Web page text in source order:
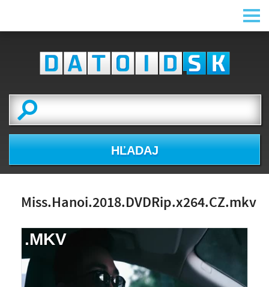
HĽADAJ
Miss.Hanoi.2018.DVDRip.x264.CZ.mkv
NÁHĽAD VIDEA
NIE JE K DISPOZÍCII
.MKV